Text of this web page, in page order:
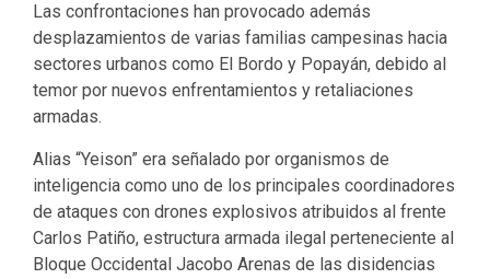
Las confrontaciones han provocado además
desplazamientos de varias familias campesinas hacia
sectores urbanos como El Bordo y Popayán, debido al
temor por nuevos enfrentamientos y retaliaciones
armadas.
Alias “Yeison” era señalado por organismos de
inteligencia como uno de los principales coordinadores
de ataques con drones explosivos atribuidos al frente
Carlos Patiño, estructura armada ilegal perteneciente al
Bloque Occidental Jacobo Arenas de las disidencias